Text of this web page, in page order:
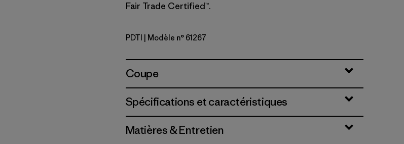
Fair Trade Certified™.
Pink Dolphins: Thin Ice
PDTI | Modèle n° 61267
Coupe
Spécifications et caractéristiques
Matières & Entretien